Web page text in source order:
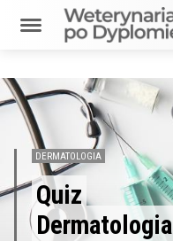
DERMATOLOGIA
Quiz
Dermatologia